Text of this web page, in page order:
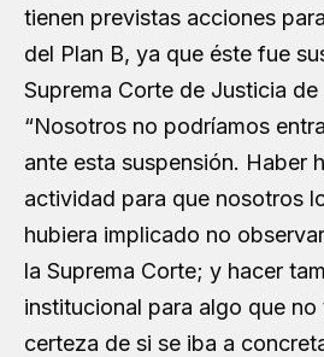
tienen previstas acciones
del Plan B, ya que éste fue
Suprema Corte de Justicia de
“Nosotros no podríamos
ante esta suspensión. Haber
actividad para que nosotros
hubiera implicado no
la Suprema Corte; y hacer
institucional para algo que no
certeza de si se iba a